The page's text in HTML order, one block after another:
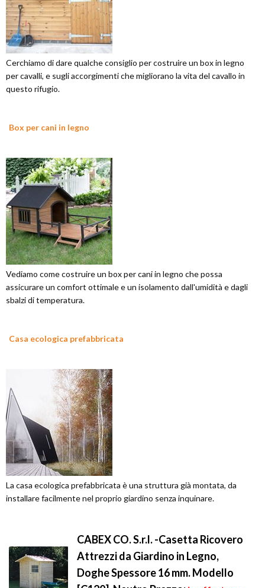
Cerchiamo di dare qualche consiglio per costruire un box in legno
per cavalli, e sugli accorgimenti che migliorano la vita del cavallo in
questo rifugio.
Box per cani in legno
Vediamo come costruire un box per cani in legno che possa
assicurare un comfort ottimale e un isolamento dall'umidità e dagli
sbalzi di temperatura.
Casa ecologica prefabbricata
La casa ecologica prefabbricata è una struttura già montata, da
installare facilmente nel proprio giardino senza inquinare.
CABEX CO. S.r.l. -Casetta Ricovero
Attrezzi da Giardino in Legno,
Doghe Spessore 16 mm. Modello